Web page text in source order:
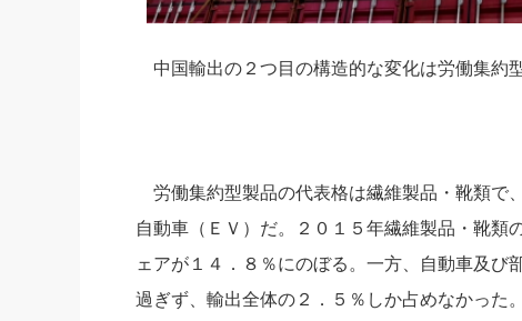
中国輸出の２つ目の構造的な変化は労働集約
労働集約型製品の代表格は繊維製品・靴類で
自動車（ＥＶ）だ。２０１５年繊維製品・靴類
ェアが１４．８％にのぼる。一方、自動車及び
過ぎず、輸出全体の２．５％しか占めなかった。